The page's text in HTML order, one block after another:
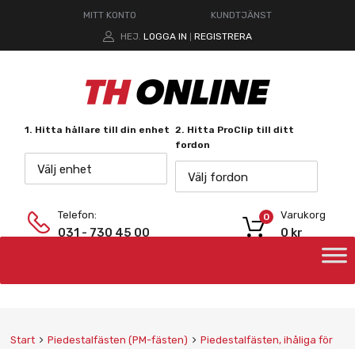
MITT KONTO
KUNDTJÄNST
HEJ. LOGGA IN REGISTRERA
1. Hitta hållare till din enhet
Välj enhet
2. Hitta ProClip till ditt
fordon
Välj fordon
Telefon:
031 - 730 45 00
Varukorg
0 kr
0
Start Piedestalfästen (PM-fästen)
Piedestalfästen, ihåliga för